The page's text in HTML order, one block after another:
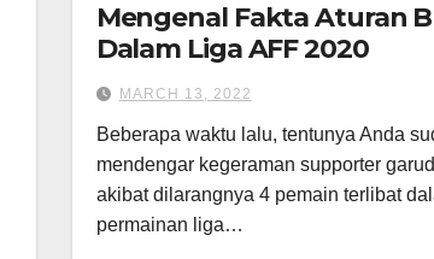
Mengenal Fakta Aturan
Dalam Liga AFF 2020
MARCH 13, 2022
Beberapa waktu lalu, tentunya Anda
mendengar kegeraman supporter
akibat dilarangnya 4 pemain terlibat
permainan liga…